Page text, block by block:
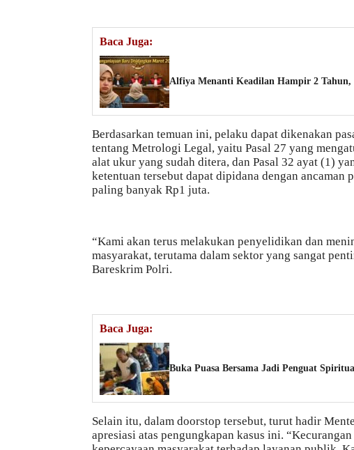
Baca Juga:
Alfiya Menanti Keadilan Hampir 2 Tahun,
Berdasarkan temuan ini, pelaku dapat dikenakan
tentang Metrologi Legal, yaitu Pasal 27 yang
alat ukur yang sudah ditera, dan Pasal 32 ayat (1)
ketentuan tersebut dapat dipidana dengan ancaman
paling banyak Rp1 juta.
“Kami akan terus melakukan penyelidikan dan
masyarakat, terutama dalam sektor yang sangat
Bareskrim Polri.
Baca Juga:
Buka Puasa Bersama Jadi Penguat
Selain itu, dalam doorstop tersebut, turut hadir
apresiasi atas pengungkapan kasus ini.